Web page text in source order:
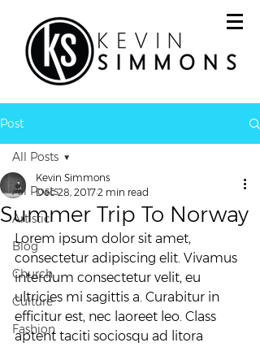
Post
All Posts
Artistic
Blog
Church
Culture
Fashion
All Posts
Summer Trip To Norway
Kevin Simmons
Dec 28, 20172 min read
Lorem ipsum dolor sit amet,
consectetur adipiscing elit. Vivamus
interdum consectetur velit, eu
ultricies mi sagittis a. Curabitur in
efficitur est, nec laoreet leo. Class
aptent taciti sociosqu ad litora